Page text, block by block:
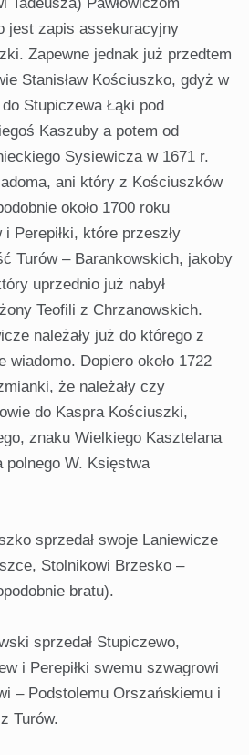
Tadeusza) Pawłowiczom
jest zapis assekuracyjny
Zapewne jednak już przedtem
Stanisław Kościuszko, gdyż w
Stupiczewa Łąki pod
Kaszuby a potem od
Sysiewicza w 1671 r.
ani który z Kościuszków
około 1700 roku
Perepiłki, które przeszły
Turów – Barankowskich, jakoby
uprzednio już nabył
Teofili z Chrzanowskich.
należały już do którego z
wiadomo. Dopiero około 1722
że należały czy
do Kaspra Kościuszki,
znaku Wielkiego Kasztelana
polnego W. Księstwa
sprzedał swoje Laniewicze
Stolnikowi Brzesko –
bratu).
sprzedał Stupiczewo,
i Perepiłki swemu szwagrowi
– Podstolemu Orszańskiemu i
Turów.